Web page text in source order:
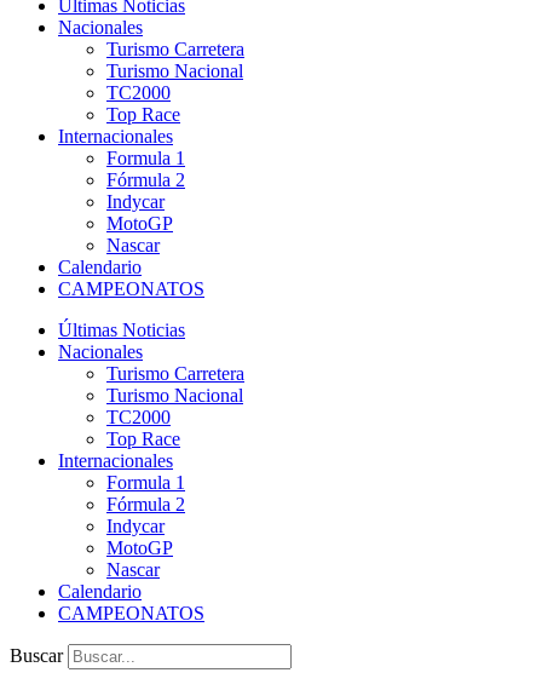
Últimas Noticias
Nacionales
Turismo Carretera
Turismo Nacional
TC2000
Top Race
Internacionales
Formula 1
Fórmula 2
Indycar
MotoGP
Nascar
Calendario
CAMPEONATOS
Últimas Noticias
Nacionales
Turismo Carretera
Turismo Nacional
TC2000
Top Race
Internacionales
Formula 1
Fórmula 2
Indycar
MotoGP
Nascar
Calendario
CAMPEONATOS
Buscar